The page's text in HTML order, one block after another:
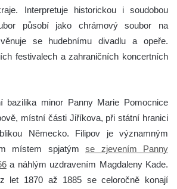
Interpretuje historickou i soudobou
působí jako chrámový soubor na
se hudebnímu divadlu a opeře.
festivalech a zahraničních koncertních
bazilika minor Panny Marie Pomocnice
místní části Jiříkova, při státní hranici
Německo. Filipov je významným
místem spjatým se zjevením Panny
a náhlým uzdravením Magdaleny Kade.
let 1870 až 1885 se celoročně konají